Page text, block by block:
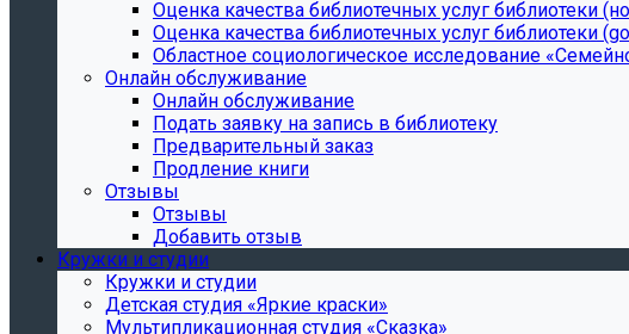
Oценка качества библиотечных услуг библиотеки
Oценка качества библиотечных услуг библиотеки
Областное социологическое исследование
Онлайн обслуживание
Онлайн обслуживание
Подать заявку на запись в библиотеку
Предварительный заказ
Продление книги
Отзывы
Отзывы
Добавить отзыв
Кружки и студии
Кружки и студии
Детская студия «Яркие краски»
Мультипликационная студия «Сказка»